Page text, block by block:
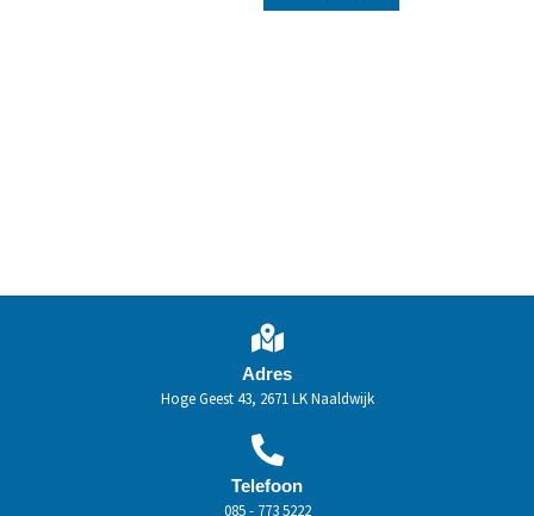
Adres
Hoge Geest 43, 2671 LK Naaldwijk
Telefoon
085 - 773 5222